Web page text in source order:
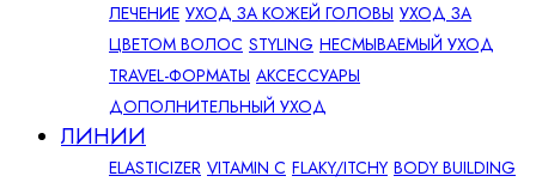
ЛЕЧЕНИЕ УХОД ЗА КОЖЕЙ ГОЛОВЫ УХОД ЗА
ЦВЕТОМ ВОЛОС STYLING НЕСМЫВАЕМЫЙ УХОД
TRAVEL-ФОРМАТЫ АКСЕССУАРЫ
ДОПОЛНИТЕЛЬНЫЙ УХОД
ЛИНИИ
ELASTICIZER VITAMIN C FLAKY/ITCHY BODY BUILDING